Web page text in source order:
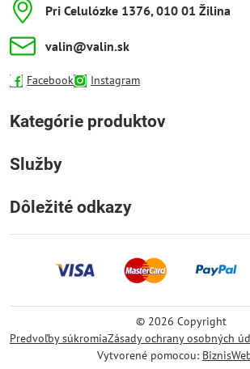
Pri Celulózke 1376, 010 01 Žilina
valin​@valin​.sk
Facebook Instagram
Kategórie produktov
Služby
Dôležité odkazy
© 2026 Copyright
Predvoľby súkromiaZásady ochrany osobných
Vytvorené pomocou: